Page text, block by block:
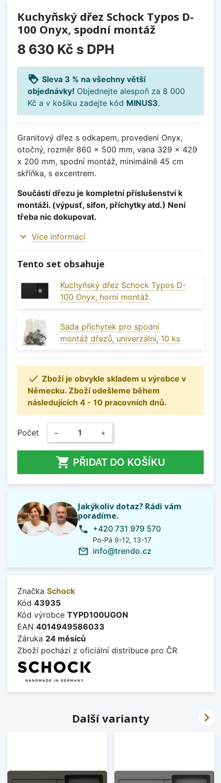
Kuchyňský dřez Schock Typos D-
100 Onyx, spodní montáž
8 630 Kč s DPH
loyalty Sleva 3 % na všechny větší
objednávky! Objednejte alespoň za 8 000
Kč a v košíku zadejte kód MINUS3.
Granitový dřez s odkapem, provedení Onyx,
otočný, rozměr 860 x 500 mm, vana 329 x 429
x 200 mm, spodní montáž, minimálně 45 cm
skříňka, s excentrem.
Součástí dřezu je kompletní příslušenství k
montáži. (výpusť, sifon, příchytky atd.) Není
třeba nic dokupovat.
expand_more Více informací
Tento set obsahuje
Kuchyňský dřez Schock Typos D-
100 Onyx, horní montáž
Sada příchytek pro spodní
montáž dřezů, univerzální, 10 ks
 Zboží je obvykle skladem u výrobce v
Německu. Zboží odešleme během
následujících 4 - 10 pracovních dnů.
Počet − +
 PŘIDAT DO KOŠÍKU
Jakýkoliv dotaz? Rádi vám
poradíme.
phone +420 731 979 570
Po-Pá 9-12, 13-17
mail_outline info@trendo.cz
Značka Schock
Kód 43935
Kód výrobce TYPD100UGON
EAN 4014949586033
Záruka 24 měsíců
Zboží pochází z oficiální distribuce pro ČR
Další varianty 